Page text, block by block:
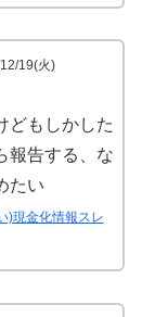
19(火)
どもしかした
報告する、な
たい
)現金化情報スレ